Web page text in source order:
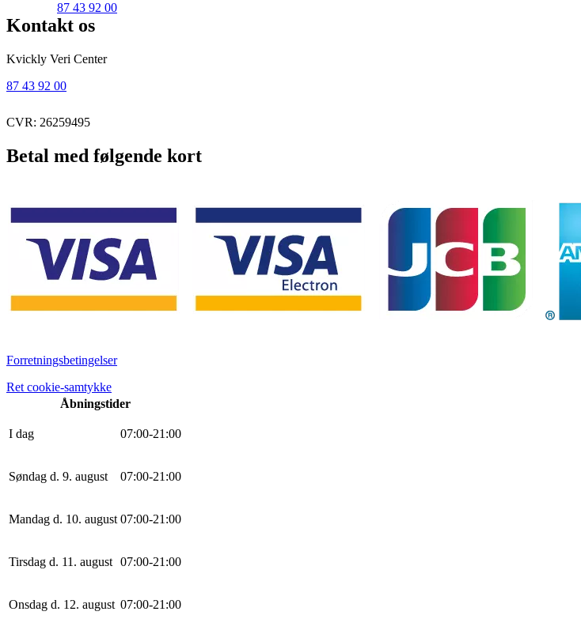
87 43 92 00
Kontakt os
Kvickly Veri Center
87 43 92 00
CVR: 26259495
Betal med følgende kort
Forretningsbetingelser
Ret cookie-samtykke
Åbningstider
I dag 07:00-21 :00
Søndag d. 9. august 07:00-21 :00
Mandag d. 10. august 07:00-21 :00
Tirsdag d. 11. august 07:00-21 :00
Onsdag d. 12. august 07:00-21 :00